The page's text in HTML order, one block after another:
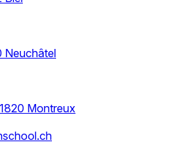
Neuchâtel
Montreux